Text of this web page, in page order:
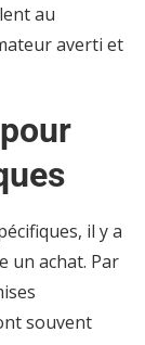
au
averti et
il y a
un achat. Par
souvent